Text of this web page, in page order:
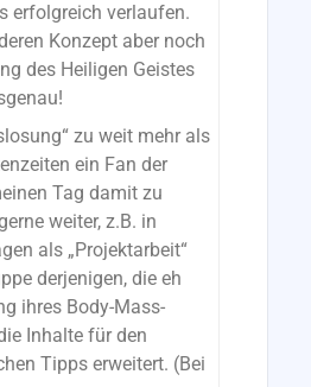
erfolgreich verlaufen.
Konzept aber noch
des Heiligen Geistes
zu weit mehr als
ein Fan der
Tag damit zu
weiter, z.B. in
als „Projektarbeit“
derjenigen, die eh
ihres Body-Mass-
Inhalte für den
Tipps erweitert. (Bei